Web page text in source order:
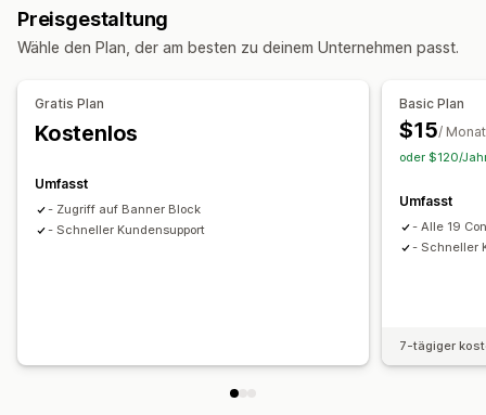
Editor-Tool
Elemente
Snippets
KI-Generierung
Responsivität für Mobilgeräte
Sales-Banner Sicherheit
Gewährleistung
Tooltipps
Gerätespezifisch
Planung
Suchseite
Preisgestaltung
Wähle den Plan, der am besten zu deinem Unternehmen passt.
Gratis Plan
Kostenlos
Umfasst
- Zugriff auf Banner Block
- Schneller Kundensupport
Basic Plan
$15/ Monat
oder $120/
Umfasst
- Alle 19
- Schneller
7-tägiger